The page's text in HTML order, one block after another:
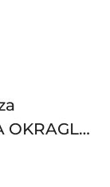
OKRAGLY